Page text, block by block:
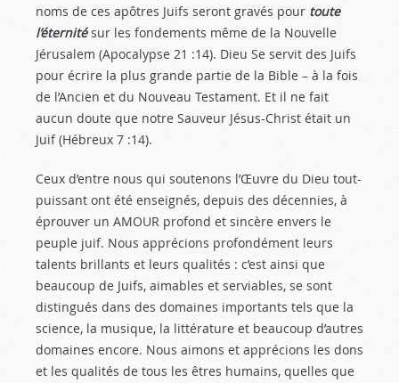
noms de ces apôtres Juifs seront gravés pour toute
l’éternitésur les fondements même de la Nouvelle
Jérusalem (Apocalypse 21 :14). Dieu Se servit des Juifs
pour écrire la plus grande partie de la Bible – à la fois
de l’Ancien et du Nouveau Testament. Et il ne fait
aucun doute que notre Sauveur Jésus-Christ était un
Juif (Hébreux 7 :14).
Ceux d’entre nous qui soutenons l’Œuvre du Dieu tout-
puissant ont été enseignés, depuis des décennies, à
éprouver un AMOUR profond et sincère envers le
peuple juif. Nous apprécions profondément leurs
talents brillants et leurs qualités : c’est ainsi que
beaucoup de Juifs, aimables et serviables, se sont
distingués dans des domaines importants tels que la
science, la musique, la littérature et beaucoup d’autres
domaines encore. Nous aimons et apprécions les dons
et les qualités de tous les êtres humains, quelles que